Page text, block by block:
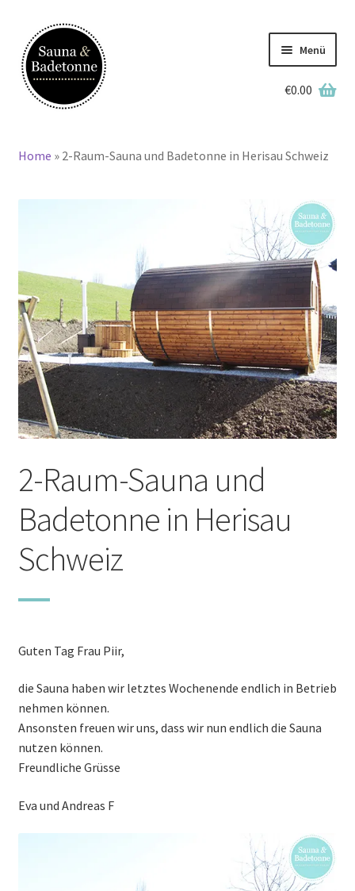
Navigation
springen
Zum
Inhalt
springen
Menü
Saunen
Grillkotas
Zubehör
Öfen
Andere Produkte
Info
+49 (0) 174 335 1470
info@sauna-badetonne.de
€0.00
Home » 2-Raum-Sauna und Badetonne in Herisau Schweiz
2-Raum-Sauna und
Badetonne in Herisau
Schweiz
Guten Tag Frau Piir,
die Sauna haben wir letztes Wochenende endlich in Betrieb
nehmen können.
Ansonsten freuen wir uns, dass wir nun endlich die Sauna
nutzen können.
Freundliche Grüsse
Eva und Andreas F